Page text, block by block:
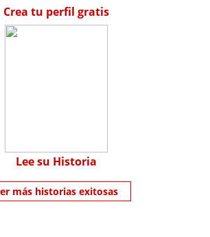
Crea tu perfil gratis
Lee su Historia
más historias exitosas